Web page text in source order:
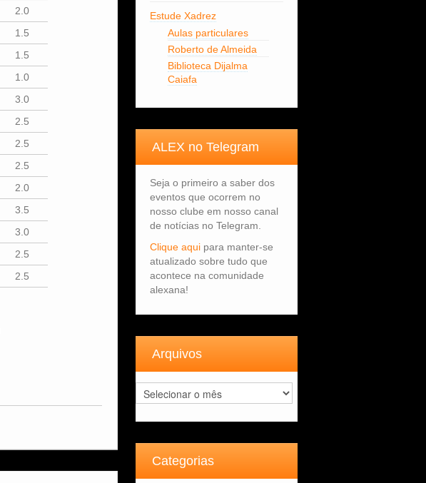
2.0
1.5
1.5
1.0
3.0
2.5
2.5
2.5
2.0
3.5
3.0
2.5
2.5
Estude Xadrez
Aulas particulares
Roberto de Almeida
Biblioteca Dijalma
Caiafa
ALEX no Telegram
Seja o primeiro a saber dos
eventos que ocorrem no
nosso clube em nosso canal
de notícias no Telegram.
Clique aquipara manter-se
atualizado sobre tudo que
acontece na comunidade
alexana!
Arquivos
Arquivos
Categorias